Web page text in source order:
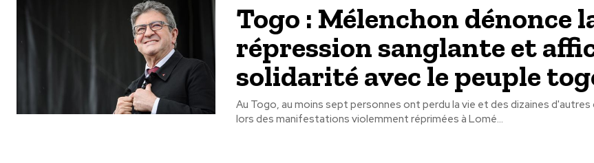
Togo : Mélenchon dénonce
répression sanglante et
solidarité avec le peuple
Au Togo, au moins sept personnes ont perdu la vie et des dizaines
lors des manifestations violemment réprimées à Lomé...